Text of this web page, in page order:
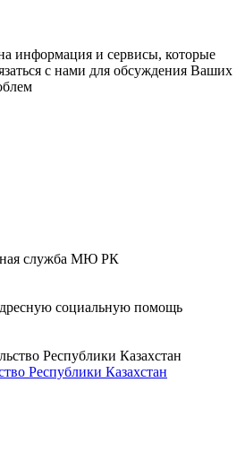
информация и сервисы, которые
с нами для обсуждения Ваших
служба МЮ РК
социальную помощь
Республики Казахстан